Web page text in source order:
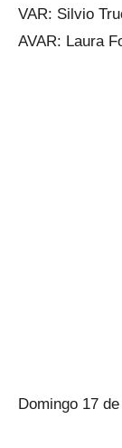
VAR: Silvio
AVAR: Laura
Domingo 17